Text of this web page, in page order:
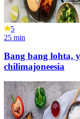
5
25 min
Bang bang lohta,
chilimajoneesia